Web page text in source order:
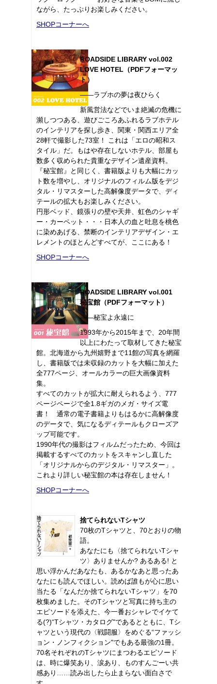
ながら、たっぷりお楽しみください。
SHOPコーナーへ
ROADSIDE LIBRARY vol.002
LOVE HOTEL（PDFフォーマッ
ト）
――ラブホの夢は夜ひらく
新風営法などでいま絶滅の危機に
瀕しつつある、遊びごころあふれるラブホテル
のインテリアを探し歩き、関東・関西エリア全
28軒で撮影した73室！ これは「エロの昭和ス
タイル」だ。もはや存在しないホテル、部屋も
数多く収められた貴重なデザイン遺産資料。
『秘宝館』と同じく、書籍版よりも大幅にカッ
ト数を増やし、オリジナルのフィルム版をデジ
タル・リマスターした高解像度データで、ディ
テールの拡大もお楽しみください。
円形ベッド、鏡張りの壁や天井、虹色のシャギ
ー・カーペット・・・日本人の血と吐息を桃色
に染めあげる、禁断のインテリアデザイン・エ
レメントのほとんどすべてが、ここにある！
SHOPコーナーへ
ROADSIDE LIBRARY vol.001
秘宝館（PDFフォーマット）
――秘宝よ永遠に
1993年から2015年まで、20年間
以上にわたって取材してきた秘宝
館。北海道から九州嬉野まで11館の写真を網羅
し、書籍版では未収録のカットを大幅に加えた
全777ページ、オールカラーの巨大画像資料
集。
すべてのカットが拡大に耐えられるよう、777
ページページで全1.8ギガのメガ・サイズ電
書！ 通常の電子書籍よりもはるかに高解像度
のデータで、気になるディテールもクローズア
ップ可能です。
1990年代の撮影はフィルムだったため、今回は
掲載するすべてのカットをスキャンし直した
「オリジナルからのデジタル・リマスター」。
これより詳しい秘宝館の本は存在しません！
SHOPコーナーへ
捨てられないTシャツ
70枚のTシャツと、70とおりの物
語。
あなたにも〈捨てられないTシャ
ツ〉ありませんか? あるある! と
思い浮かんだあなたも、あるかなあと思ったあ
なたにも読んでほしい。読めば誰もが心に思い
当たる「なんだか捨てられないTシャツ」を70
枚集めました。そのTシャツと写真に持ち主の
エピソードを添えた、今一番おシャレでイケて
る(?)“Tシャツ・カタログ"であるとともに、Tシ
ャツという現代の〈戦闘服〉をめぐる“ファッシ
ョン・ノンフィクション"でもある最強の1冊。
70名それぞれのTシャツにまつわるエピソード
は、時に爆笑あり、涙あり、ものすんごーい共
感あり……読み出したら止まらない面白さで